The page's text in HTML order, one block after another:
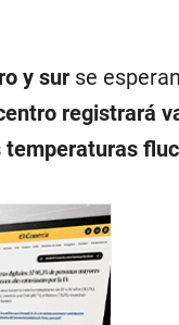
y surse esperan
registrará
temperaturas